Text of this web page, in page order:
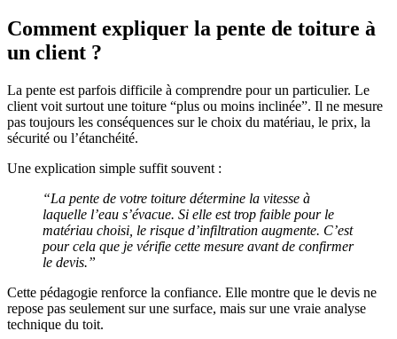
Comment expliquer la pente de toiture à
un client ?
La pente est parfois difficile à comprendre pour un particulier. Le
client voit surtout une toiture “plus ou moins inclinée”. Il ne mesure
pas toujours les conséquences sur le choix du matériau, le prix, la
sécurité ou l’étanchéité.
Une explication simple suffit souvent :
“La pente de votre toiture détermine la vitesse à
laquelle l’eau s’évacue. Si elle est trop faible pour le
matériau choisi, le risque d’infiltration augmente. C’est
pour cela que je vérifie cette mesure avant de confirmer
le devis.”
Cette pédagogie renforce la confiance. Elle montre que le devis ne
repose pas seulement sur une surface, mais sur une vraie analyse
technique du toit.